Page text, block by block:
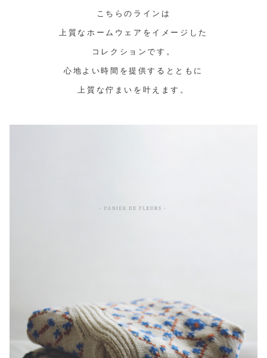
こちらのラインは
上質なホームウェアをイメージした
コレクションです。
心地よい時間を提供するとともに
上質な佇まいを叶えます。